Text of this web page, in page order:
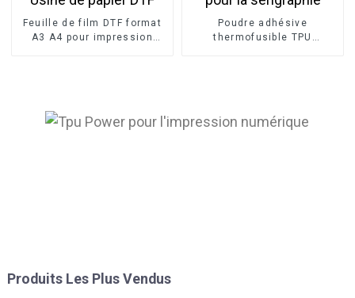
Feuille de film DTF format
A3 A4 pour impression
Poudre adhésive
thermofusible TPU
Produits Les Plus Vendus